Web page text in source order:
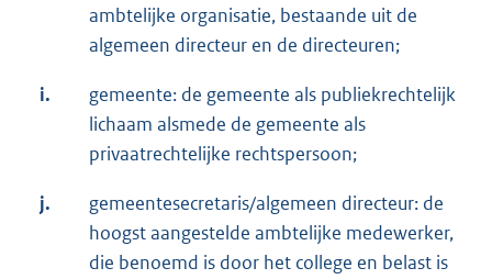
ambtelijke organisatie, bestaande uit de
algemeen directeur en de directeuren;
i.
gemeente: de gemeente als publiekrechtelijk
lichaam alsmede de gemeente als
privaatrechtelijke rechtspersoon;
j.
gemeentesecretaris/algemeen directeur: de
hoogst aangestelde ambtelijke medewerker,
die benoemd is door het college en belast is